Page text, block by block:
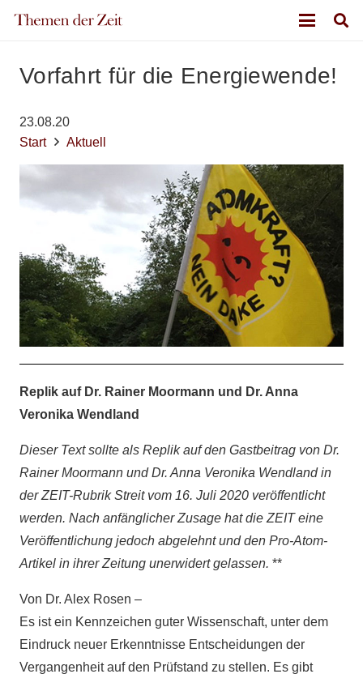
Vorfahrt für die Energiewende!
23.08.20
Start
Aktuell
Replik auf Dr. Rainer Moormann und Dr. Anna
Veronika Wendland
Dieser Text sollte als Replik auf den Gastbeitrag von Dr.
Rainer Moormann und Dr. Anna Veronika Wendland in
der ZEIT-Rubrik Streit vom 16. Juli 2020 veröffentlicht
werden. Nach anfänglicher Zusage hat die ZEIT eine
Veröffentlichung jedoch abgelehnt und den Pro-Atom-
Artikel in ihrer Zeitung unerwidert gelassen. **
Von Dr. Alex Rosen –
Es ist ein Kennzeichen guter Wissenschaft, unter dem
Eindruck neuer Erkenntnisse Entscheidungen der
Vergangenheit auf den Prüfstand zu stellen. Es gibt